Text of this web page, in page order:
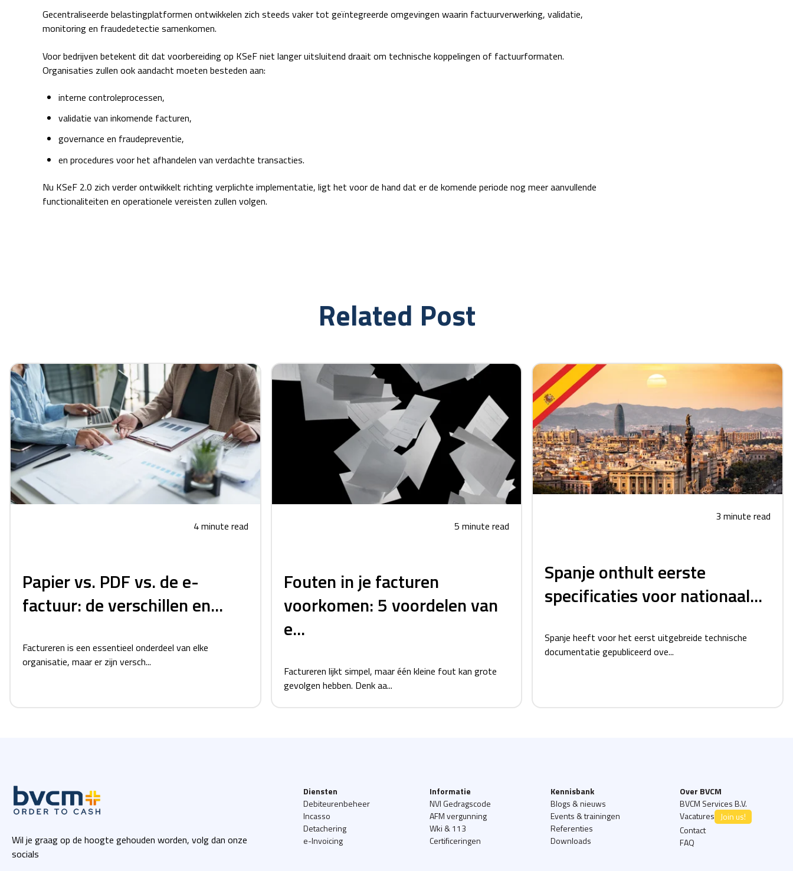
Gecentraliseerde belastingplatformen ontwikkelen zich steeds vaker tot geïntegreerde omgevingen waarin factuurverwerking, validatie,
monitoring en fraudedetectie samenkomen.
Voor bedrijven betekent dit dat voorbereiding op KSeF niet langer uitsluitend draait om technische koppelingen of factuurformaten.
Organisaties zullen ook aandacht moeten besteden aan:
interne controleprocessen,
validatie van inkomende facturen,
governance en fraudepreventie,
en procedures voor het afhandelen van verdachte transacties.
Nu KSeF 2.0 zich verder ontwikkelt richting verplichte implementatie, ligt het voor de hand dat er de komende periode nog meer aanvullende
functionaliteiten en operationele vereisten zullen volgen.
Related Post
4 minute read
Papier vs. PDF vs. de e-
factuur: de verschillen en...
Factureren is een essentieel onderdeel van elke
organisatie, maar er zijn versch...
5 minute read
Fouten in je facturen
voorkomen: 5 voordelen van
e...
Factureren lijkt simpel, maar één kleine fout kan grote
gevolgen hebben. Denk aa...
3 minute read
Spanje onthult eerste
specificaties voor nationaal...
Spanje heeft voor het eerst uitgebreide technische
documentatie gepubliceerd ove...
Wil je graag op de hoogte gehouden worden, volg dan onze
socials
Diensten
Debiteurenbeheer
Incasso
Detachering
e-Invoicing
Informatie
NVI Gedragscode
AFM vergunning
Wki & 113
Certificeringen
Kennisbank
Blogs & nieuws
Events & trainingen
Referenties
Downloads
Over BVCM
BVCM Services B.V.
Vacatures Join us!
Contact
FAQ